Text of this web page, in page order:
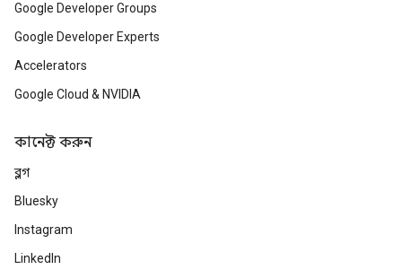
Google Developer Groups
Google Developer Experts
Accelerators
Google Cloud & NVIDIA
কানেক্ট করুন
ব্লগ
Bluesky
Instagram
LinkedIn